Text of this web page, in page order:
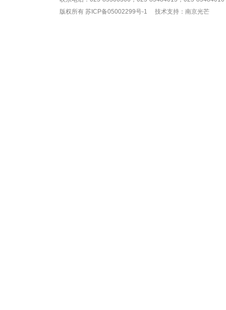
版权所有 苏ICP备05002299号-1 技术支持：南京光芒